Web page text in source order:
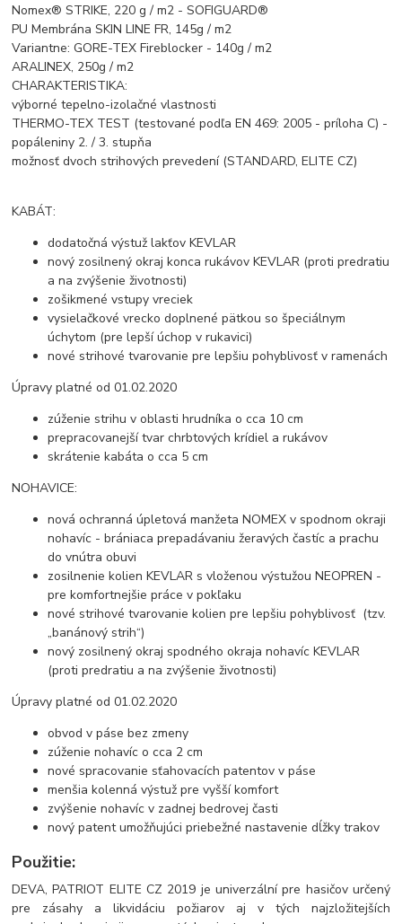
Nomex® STRIKE, 220 g / m2 - SOFIGUARD®
PU Membrána SKIN LINE FR, 145g / m2
Variantne: GORE-TEX Fireblocker - 140g / m2
ARALINEX, 250g / m2
CHARAKTERISTIKA:
výborné tepelno-izolačné vlastnosti
THERMO-TEX TEST (testované podľa EN 469: 2005 - príloha C) -
popáleniny 2. / 3. stupňa
možnosť dvoch strihových prevedení (STANDARD, ELITE CZ)
KABÁT:
dodatočná výstuž lakťov KEVLAR
nový zosilnený okraj konca rukávov KEVLAR (proti predratiu
a na zvýšenie životnosti)
zošikmené vstupy vreciek
vysielačkové vrecko doplnené pätkou so špeciálnym
úchytom (pre lepší úchop v rukavici)
nové strihové tvarovanie pre lepšiu pohyblivosť v ramenách
Úpravy platné od 01.02.2020
zúženie strihu v oblasti hrudníka o cca 10 cm
prepracovanejší tvar chrbtových krídiel a rukávov
skrátenie kabáta o cca 5 cm
NOHAVICE:
nová ochranná úpletová manžeta NOMEX v spodnom okraji
nohavíc - brániaca prepadávaniu žeravých častíc a prachu
do vnútra obuvi
zosilnenie kolien KEVLAR s vloženou výstužou NEOPREN -
pre komfortnejšie práce v pokľaku
nové strihové tvarovanie kolien pre lepšiu pohyblivosť (tzv.
„banánový strih“)
nový zosilnený okraj spodného okraja nohavíc KEVLAR
(proti predratiu a na zvýšenie životnosti)
Úpravy platné od 01.02.2020
obvod v páse bez zmeny
zúženie nohavíc o cca 2 cm
nové spracovanie sťahovacích patentov v páse
menšia kolenná výstuž pre vyšší komfort
zvýšenie nohavíc v zadnej bedrovej časti
nový patent umožňujúci priebežné nastavenie dĺžky trakov
Použitie:
DEVA, PATRIOT ELITE CZ 2019 je univerzální pre hasičov určený
pre zásahy a likvidáciu požiarov aj v tých najzložitejších